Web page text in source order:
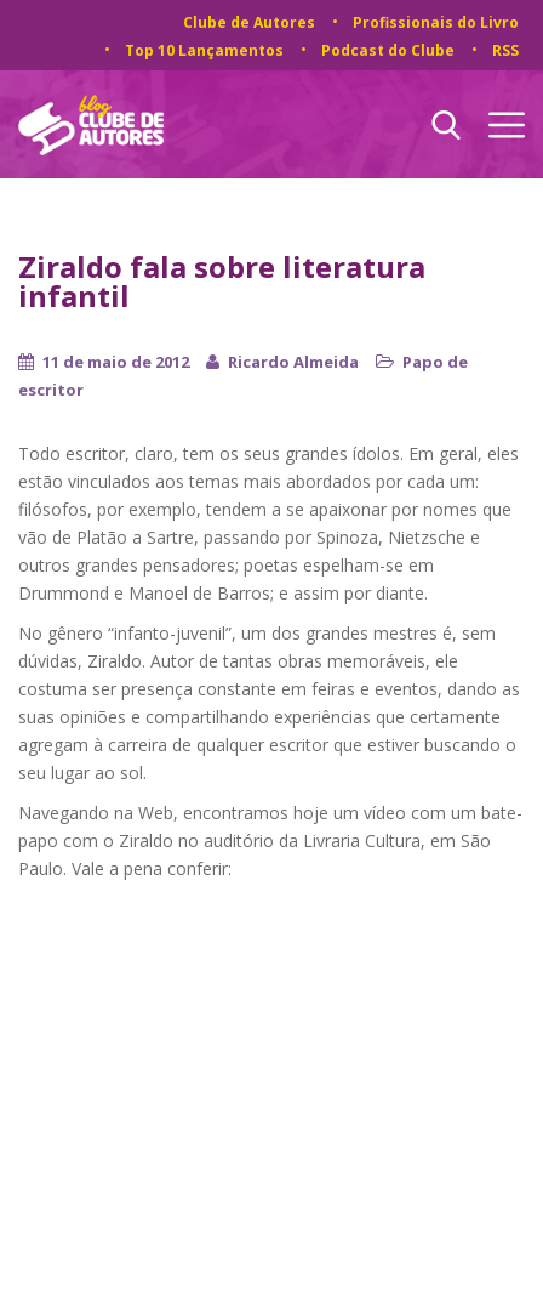
Clube de Autores
Profissionais do Livro
Top 10 Lançamentos
Podcast do Clube RSS
Ziraldo fala sobre literatura
infantil
11 de maio de 2012 Ricardo Almeida
Papo de
escritor
Todo escritor, claro, tem os seus grandes ídolos. Em geral, eles
estão vinculados aos temas mais abordados por cada um:
filósofos, por exemplo, tendem a se apaixonar por nomes que
vão de Platão a Sartre, passando por Spinoza, Nietzsche e
outros grandes pensadores; poetas espelham-se em
Drummond e Manoel de Barros; e assim por diante.
No gênero “infanto-juvenil”, um dos grandes mestres é, sem
dúvidas, Ziraldo. Autor de tantas obras memoráveis, ele
costuma ser presença constante em feiras e eventos, dando as
suas opiniões e compartilhando experiências que certamente
agregam à carreira de qualquer escritor que estiver buscando o
seu lugar ao sol.
Navegando na Web, encontramos hoje um vídeo com um bate-
papo com o Ziraldo no auditório da Livraria Cultura, em São
Paulo. Vale a pena conferir: